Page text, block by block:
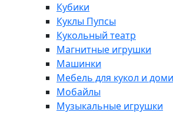
Кубики
Куклы Пупсы
Кукольный театр
Магнитные игрушки
Машинки
Мебель для кукол и
Мобайлы
Музыкальные игрушки